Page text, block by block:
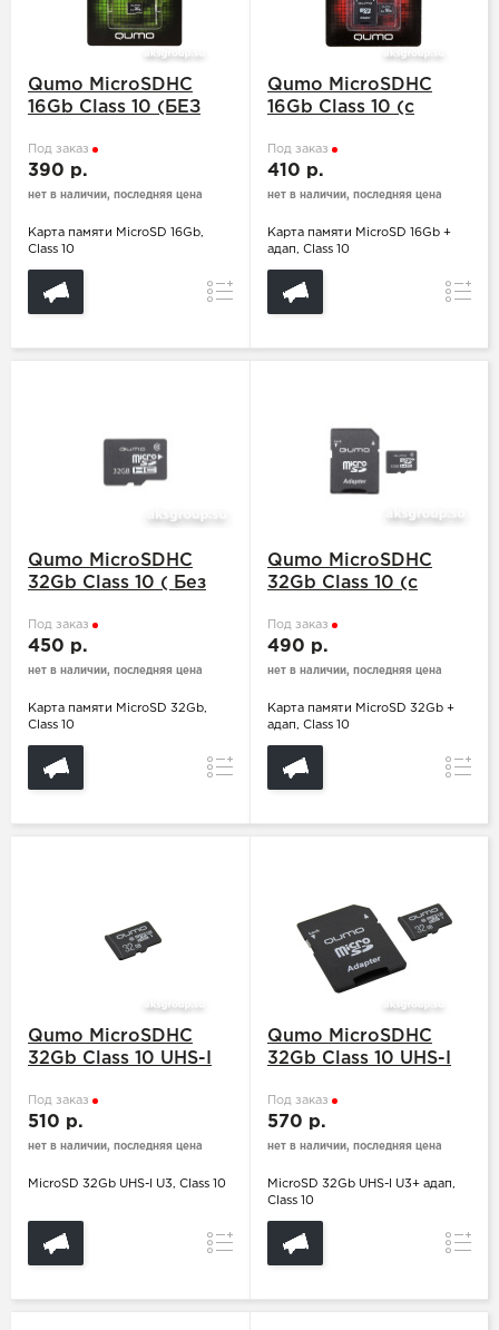
Qumo MicroSDHC
16Gb Class 10 (БЕЗ
Под заказ
390 р.
нет в наличии, последняя цена
Карта памяти MicroSD 16Gb,
Class 10
Сравнение
Qumo MicroSDHC
16Gb Class 10 (с
Под заказ
410 р.
нет в наличии, последняя цена
Карта памяти MicroSD 16Gb +
адап, Class 10
Qumo MicroSDHC
32Gb Class 10 ( Без
Под заказ
450 р.
нет в наличии, последняя цена
Карта памяти MicroSD 32Gb,
Class 10
Сравнение
Qumo MicroSDHC
32Gb Class 10 (с
Под заказ
490 р.
нет в наличии, последняя цена
Карта памяти MicroSD 32Gb +
адап, Class 10
Qumo MicroSDHC
32Gb Class 10 UHS-I
SD
Под заказ
510 р.
нет в наличии, последняя цена
MicroSD 32Gb UHS-I U3, Class 10
Сравнение
Qumo MicroSDHC
32Gb Class 10 UHS-I
Под заказ
570 р.
нет в наличии, последняя цена
MicroSD 32Gb UHS-I U3+ адап,
Class 10